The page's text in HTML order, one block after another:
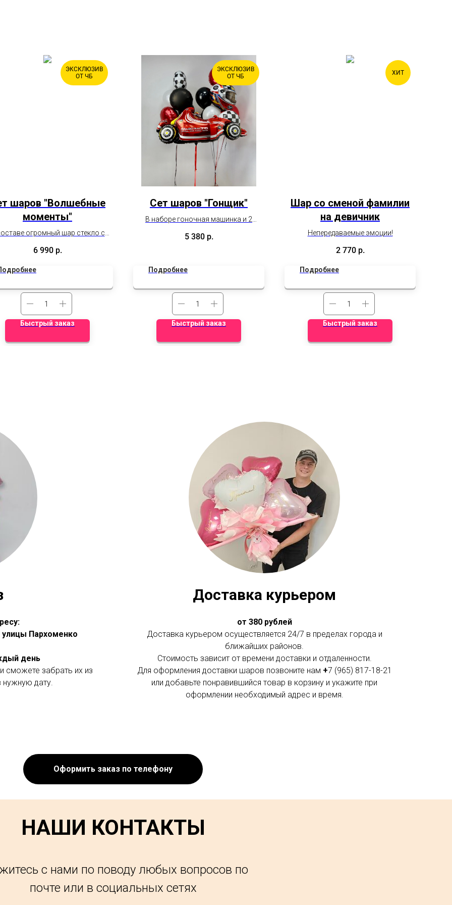
ЭКСКЛЮЗИВ
ОТ ЧБ
шаров "Волшебные
моменты"
огромный шар стекло с
сет из 10 шаров (2 сердца, 3
5 шаров с эффектом стекла)
6 990 р.
Быстрый заказ
ЭКСКЛЮЗИВ
ОТ ЧБ
Сет шаров "Гонщик"
В наборе гоночная машинка и 2
кругов, 8 шаров латекс, шлем)
5 380 р.
Подробнее
Быстрый заказ
ХИТ
Шар со сменой фамилии
на девичник
Непередаваемые эмоции!
2 770 р.
Подробнее
Быстрый заказ
улицы Пархоменко
день
сможете забрать их из
нужную дату.
Доставка курьером
от 380 рублей
Доставка курьером осуществляется 24/7 в пределах города и
ближайших районов.
Стоимость зависит от времени доставки и отдаленности.
Для оформления доставки шаров позвоните нам +7 (965) 817-18-21
или добавьте понравившийся товар в корзину и укажите при
оформлении необходимый адрес и время.
Оформить заказ по телефону
НАШИ КОНТАКТЫ
с нами по поводу любых вопросов по
почте или в социальных сетях